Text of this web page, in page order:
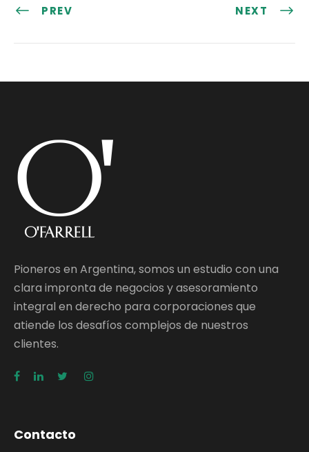
PREV NEXT
Pioneros en Argentina, somos un estudio con una
clara impronta de negocios y asesoramiento
integral en derecho para corporaciones que
atiende los desafíos complejos de nuestros
clientes.
Contacto